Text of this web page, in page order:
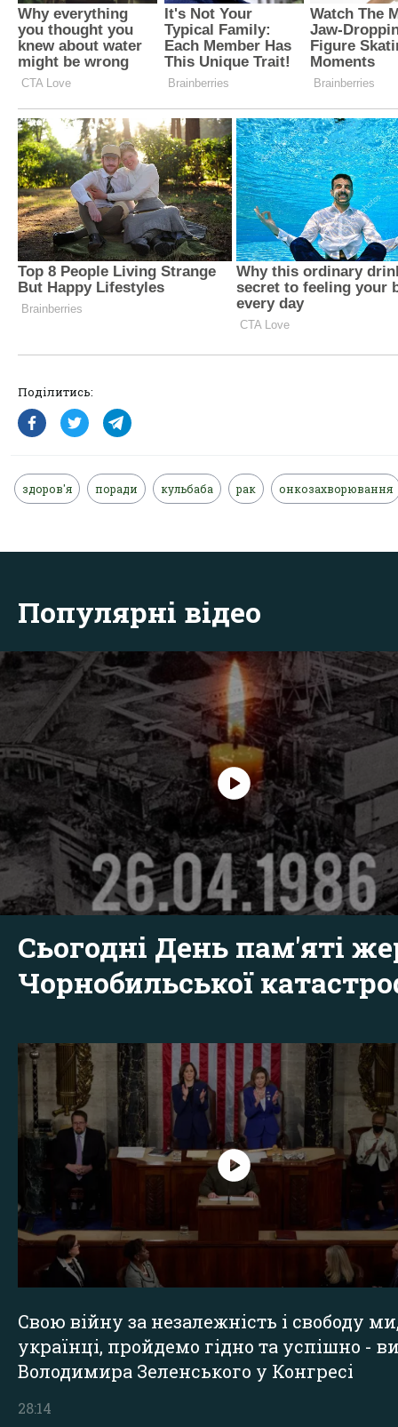
Поділитись:
здоров'я поради кульбаба рак онкозахворювання
Популярні відео
Сьогодні День пам'яті
Чорнобильської
Свою війну за незалежність і свободу
українці, пройдемо гідно та успішно -
Володимира Зеленського у Конгресі
28:14